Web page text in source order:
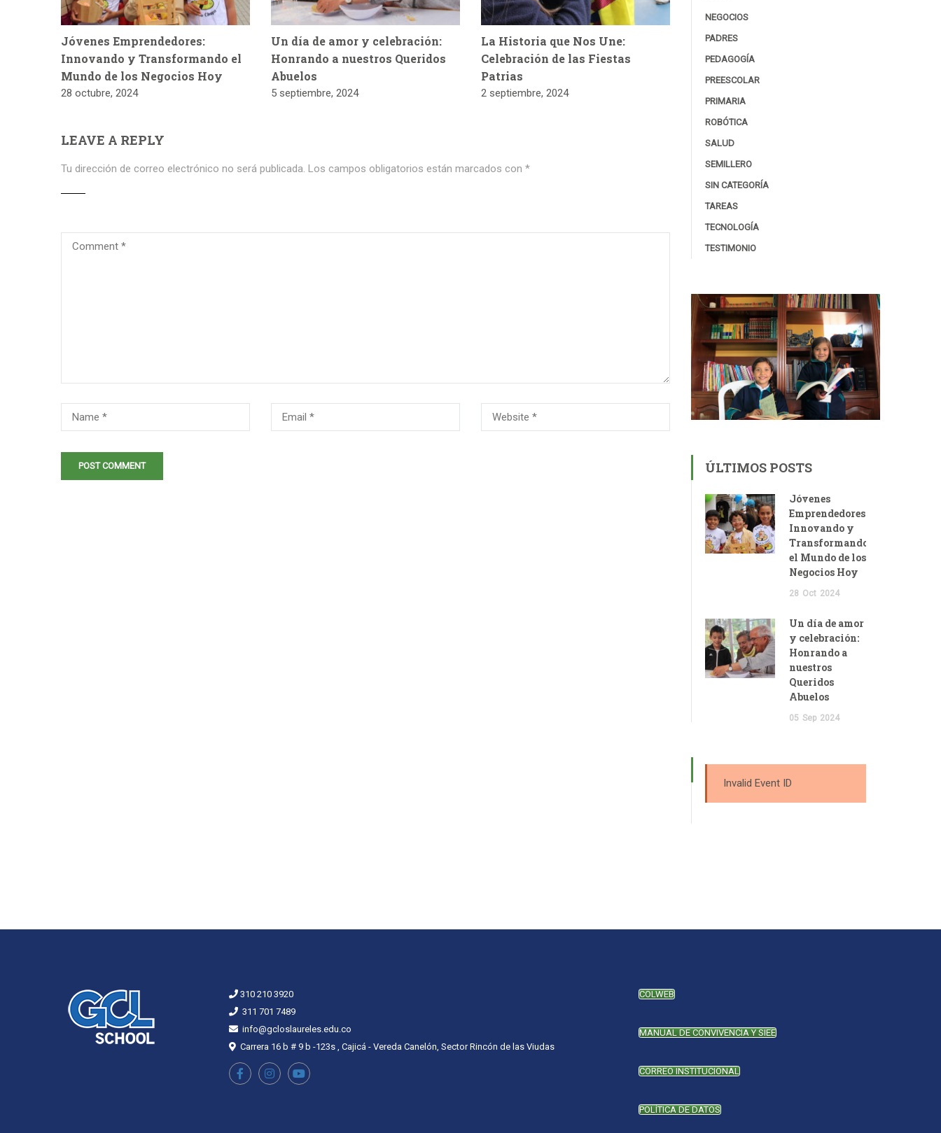
Jóvenes Emprendedores:
Innovando y Transformando el
Mundo de los Negocios Hoy
28 octubre, 2024
Un día de amor y celebración:
Honrando a nuestros Queridos
Abuelos
5 septiembre, 2024
La Historia que Nos Une:
Celebración de las Fiestas
Patrias
2 septiembre, 2024
LEAVE A REPLY
Tu dirección de correo electrónico no será publicada. Los campos obligatorios están marcados con *
NEGOCIOS
PADRES
PEDAGOGÍA
PREESCOLAR
PRIMARIA
ROBÓTICA
SALUD
SEMILLERO
SIN CATEGORÍA
TAREAS
TECNOLOGÍA
TESTIMONIO
ÚLTIMOS POSTS
Jóvenes
Emprendedores:
Innovando y
Transformando
el Mundo de los
Negocios Hoy
28 Oct 2024
Un día de amor
y celebración:
Honrando a
nuestros
Queridos
Abuelos
05 Sep 2024
Invalid Event ID
310 210 3920
311 701 7489
info@gcloslaureles.edu.co
Carrera 16 b # 9 b -123s , Cajicá - Vereda Canelón, Sector Rincón de las Viudas
COLWEB
MANUAL DE CONVIVENCIA Y SIEE
CORREO INSTITUCIONAL
POLÍTICA DE DATOS